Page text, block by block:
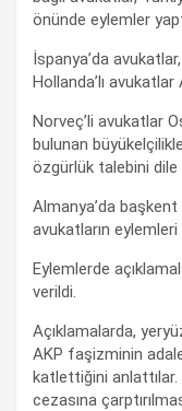
önünde eylemler
İspanya’da
Hollanda’lı
Norveç’li avukatlar
bulunan
özgürlük talebini dile
Almanya’da başkent
avukatların eylemleri
Eylemlerde
verildi.
Açıklamalarda,
AKP faşizminin
katlettiğini anlattılar.
cezasına